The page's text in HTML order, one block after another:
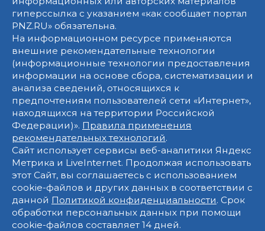
гиперссылка с указанием «как сообщает портал
PNZ.RU» обязательна.
На информационном ресурсе применяются
внешние рекомендательные технологии
(информационные технологии предоставления
информации на основе сбора, систематизации и
анализа сведений, относящихся к
предпочтениям пользователей сети «Интернет»,
находящихся на территории Российской
Федерации)». Правила применения
рекомендательных технологий.
Сайт использует сервисы веб-аналитики Яндекс
Метрика и LiveInternet. Продолжая использовать
этот Сайт, вы соглашаетесь с использованием
cookie-файлов и других данных в соответствии с
данной Политикой конфиденциальности. Срок
обработки персональных данных при помощи
cookie-файлов составляет 14 дней.